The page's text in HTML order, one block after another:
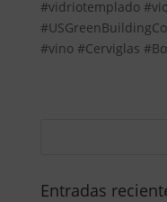
#vidriotemplado
#vino #Cerviglas
Entradas